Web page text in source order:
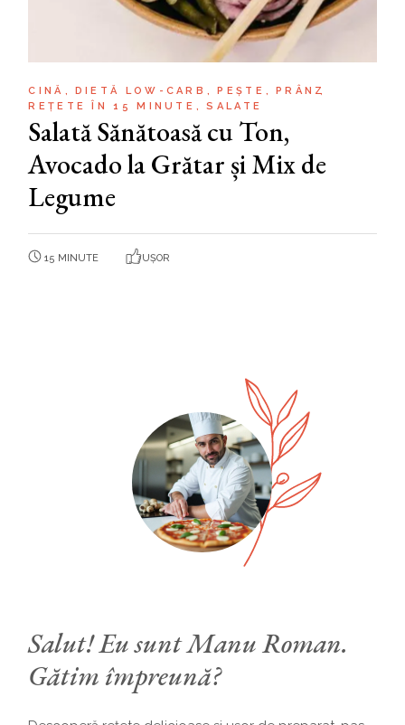
CINĂ DIETĂ LOW-CARB PEȘTE
PRÂNZ
REȚETE ÎN 15 MINUTE
SALATE
Salată Sănătoasă cu Ton,
Avocado la Grătar și Mix de
Legume
15 MINUTE UȘOR
Salut! Eu sunt Manu Roman.
Gătim împreună?